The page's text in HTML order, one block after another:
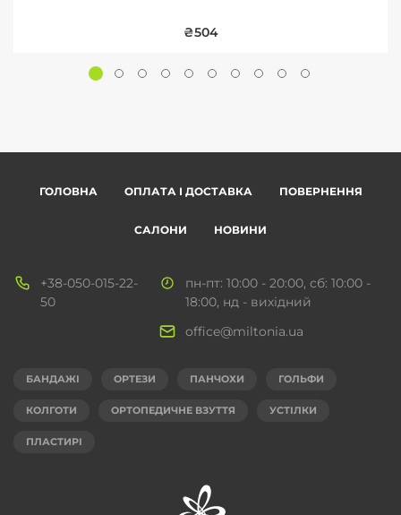
₴504
пн-пт: 10:00 - 20:00, сб: 10:00 -
18:00, нд - вихідний
+38-050-015-22-
50
office@miltonia.ua
БАНДАЖІ ОРТЕЗИ ПАНЧОХИ ГОЛЬФИ
КОЛГОТИ ОРТОПЕДИЧНЕ ВЗУТТЯ УСТІЛКИ
ПЛАСТИРІ
ГОЛОВНА ОПЛАТА І ДОСТАВКА ПОВЕРНЕННЯ
САЛОНИ НОВИНИ